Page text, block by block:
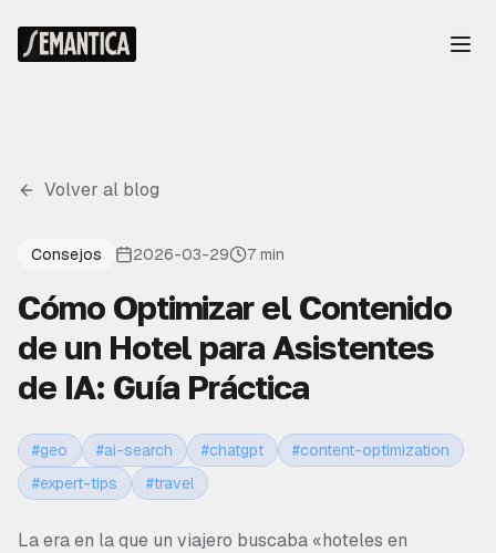
Volver al blog
Consejos 2026-03-29 7 min
Cómo Optimizar el Contenido
de un Hotel para Asistentes
de IA: Guía Práctica
#geo #ai-search #chatgpt #content-optimization
#expert-tips #travel
La era en la que un viajero buscaba «hoteles en